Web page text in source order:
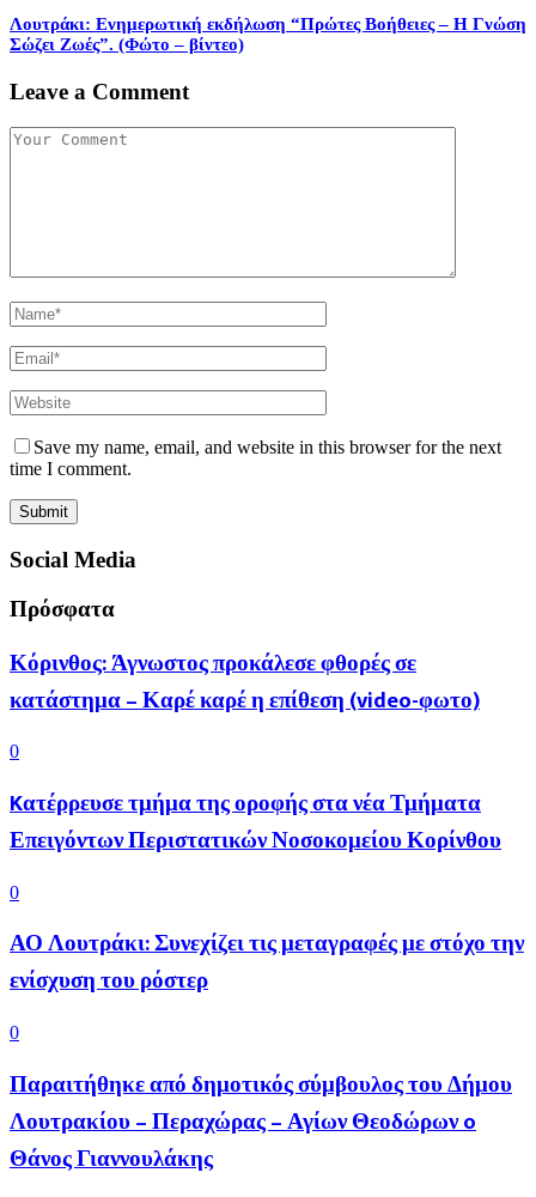
Λουτράκι: Ενημερωτική εκδήλωση “Πρώτες Βοήθειες – Η Γνώση
Σώζει Ζωές”. (Φώτο – βίντεο)
Leave a Comment
Save my name, email, and website in this browser for the next
time I comment.
Social Media
Πρόσφατα
Κόρινθος: Άγνωστος προκάλεσε φθορές σε
κατάστημα – Καρέ καρέ η επίθεση (video-φωτο)
0
Kατέρρευσε τμήμα της οροφής στα νέα Τμήματα
Επειγόντων Περιστατικών Νοσοκομείου Κορίνθου
0
ΑΟ Λουτράκι: Συνεχίζει τις μεταγραφές με στόχο την
ενίσχυση του ρόστερ
0
Παραιτήθηκε από δημοτικός σύμβουλος του Δήμου
Λουτρακίου – Περαχώρας – Αγίων Θεοδώρων o
Θάνος Γιαννουλάκης